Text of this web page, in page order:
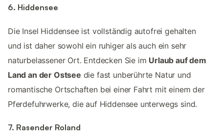
6. Hiddensee
Die Insel Hiddensee ist vollständig autofrei gehalten
und ist daher sowohl ein ruhiger als auch ein sehr
naturbelassener Ort. Entdecken Sie im Urlaub auf dem
Land an der Ostsee die fast unberührte Natur und
romantische Ortschaften bei einer Fahrt mit einem der
Pferdefuhrwerke, die auf Hiddensee unterwegs sind.
7. Rasender Roland